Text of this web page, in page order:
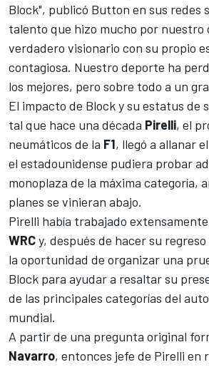
Block", publicó Button en sus redes
talento que hizo mucho por nuestro
verdadero visionario con su propio
contagiosa. Nuestro deporte ha
los mejores, pero sobre todo a un
El impacto de Block y su estatus de
tal que hace una década Pirelli, el
neumáticos de la F1, llegó a allanar
el estadounidense pudiera probar
monoplaza de la máxima categoría,
planes se vinieran abajo.
Pirelli había trabajado
WRCy, después de hacer su regreso
la oportunidad de organizar una
Block para ayudar a resaltar su
de las principales categorías del
mundial.
A partir de una pregunta original
Navarro, entonces jefe de Pirelli en